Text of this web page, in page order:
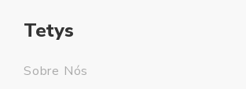
Tetys
Sobre Nós